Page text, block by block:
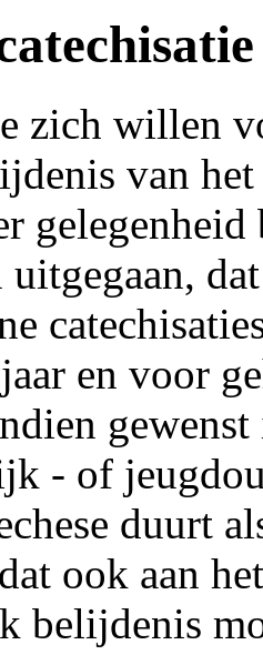
zich willen
van
en voor
- of
duurt
ook aan
belijdenis